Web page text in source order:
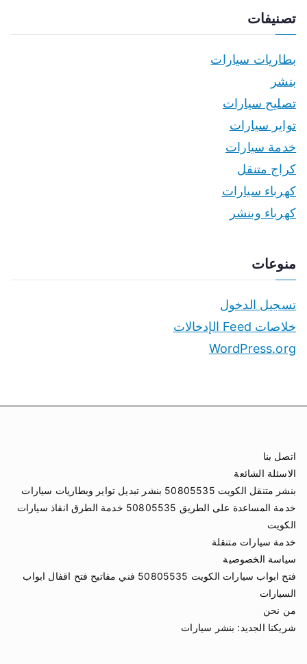
تصنيفات
بطاريات سيارات
بنشر
تصليح سيارات
تواير سيارات
خدمة سيارات
كراج متنقل
كهرباء سيارات
كهرباء وبنشر
منوعات
تسجيل الدخول
خلاصات Feed الإدخالات
WordPress.org
اتصل بنا
الاسئلة الشائعة
بنشر متنقل الكويت 50805535 بنشر تبديل تواير وبطاريات سيارات
خدمة المساعدة على الطريق 50805535 خدمة الطرق انقاذ سيارات
الكويت
خدمة سيارات متنقلة
سياسة الخصوصية
فتح ابواب سيارات الكويت 50805535 فني مفاتيح فتح اقفال ابواب
السيارات
من نحن
شريكنا الجديد: بنشر سيارات